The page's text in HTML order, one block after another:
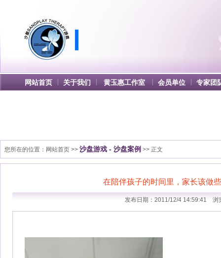
网站首页 关于我们 黄玉惠工作室 会员单位 专家团
您所在的位置： 网站首页 >> 沙盘游戏 - 沙盘案例 >> 正文
在陪伴孩子的时间里，家长该做
发布日期：2011/12/4 14:59:41 浏